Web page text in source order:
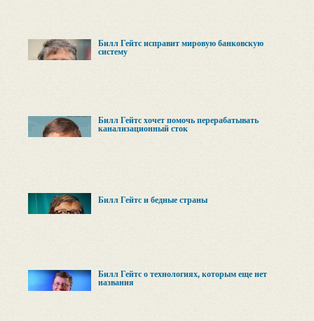
Билл Гейтс исправит мировую банковскую
систему
Билл Гейтс хочет помочь перерабатывать
канализационный сток
Билл Гейтс и бедные страны
Билл Гейтс о технологиях, которым еще нет
названия